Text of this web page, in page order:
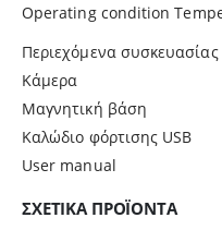
Operating condition
Περιεχόμενα συσκευασίας
Κάμερα
Μαγνητική βάση
Καλώδιο φόρτισης USB
User manual
ΣΧΕΤΙΚΆ ΠΡΟΪΌΝΤΑ